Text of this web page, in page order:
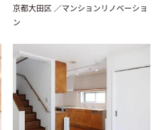
京都大田区 ／マンションリノベーショ
ン